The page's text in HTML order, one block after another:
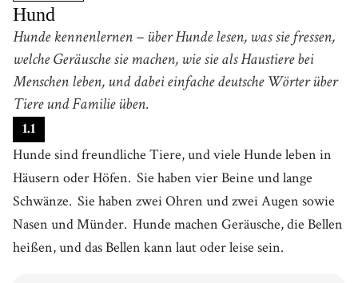
Hund
Hunde kennenlernen – über Hunde lesen, was sie fressen,
welche Geräusche sie machen, wie sie als Haustiere bei
Menschen leben, und dabei einfache deutsche Wörter über
Tiere und Familie üben.
1.1
Hunde sind freundliche Tiere, und viele Hunde leben in
Häusern oder Höfen. Sie haben vier Beine und lange
Schwänze. Sie haben zwei Ohren und zwei Augen sowie
Nasen und Münder. Hunde machen Geräusche, die Bellen
heißen, und das Bellen kann laut oder leise sein.